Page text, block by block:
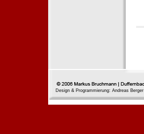
Design & Programmierung: Andreas Berger